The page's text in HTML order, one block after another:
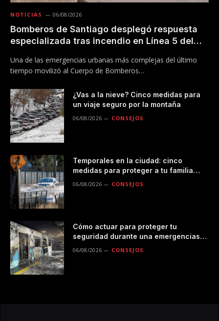
NOTICIAS 06/08/2026
Bomberos de Santiago desplegó respuesta
especializada tras incendio en Línea 5 del
Una de las emergencias urbanas más complejas del último
tiempo movilizó al Cuerpo de Bomberos…
¿Vas a la nieve? Cinco medidas para
un viaje seguro por la montaña
06/08/2026 CONSEJOS
Temporales en la ciudad: cinco
medidas para proteger a tu familia
06/08/2026 CONSEJOS
Cómo actuar para proteger tu
seguridad durante una emergencias
06/08/2026 CONSEJOS